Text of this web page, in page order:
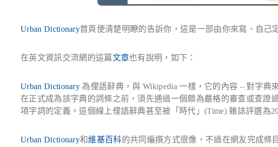
Urban Dictionary首頁便清楚明瞭的告訴你，這是一部由你來寫、自己
在英文資訊交流網的這篇文章也有說明，如下：
Urban Dictionary 為俚語辭典，與 Wikipedia 一樣，它的內容 – 對字典
在正式成為該字典的詞條之前，須先通過一個頗為嚴格的審查或查證
項字詞的定義。這個線上俚語辭典甚至被「時代」(Time) 雜誌評選為
Urban Dictionary和維基百科的共同編撰方式很像，不過在網友完成條